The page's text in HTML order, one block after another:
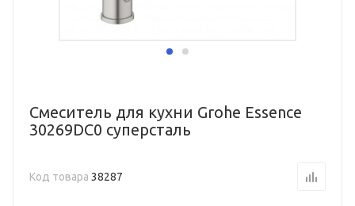
Смеситель для кухни Grohe Essence
30269DC0 суперсталь
Код товара 38287